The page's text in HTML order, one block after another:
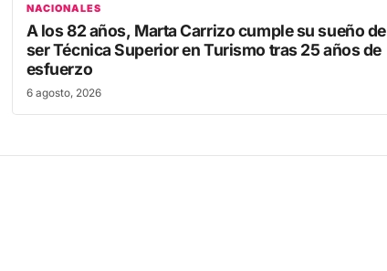
NACIONALES
A los 82 años, Marta Carrizo cumple su sueño de
ser Técnica Superior en Turismo tras 25 años de
esfuerzo
6 agosto, 2026